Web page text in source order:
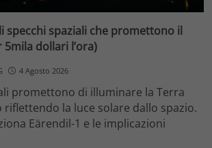
specchi spaziali che promettono il
dollari l’ora)
4 Agosto 2026
promettono di illuminare la Terra
la luce solare dallo spazio.
Eärendil-1 e le implicazioni